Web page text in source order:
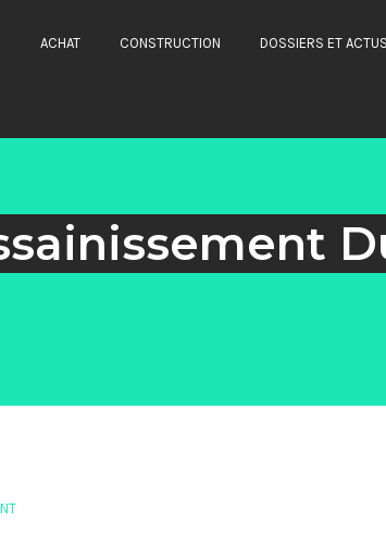
ACHAT CONSTRUCTION DOSSIERS ET ACTUS